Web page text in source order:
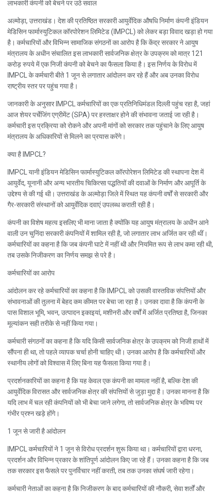
लाभकारी कंपनी को बेचने पर उठे सवाल
अल्मोड़ा, उत्तराखंड। देश की प्रतिष्ठित सरकारी आयुर्वेदिक औषधि निर्माण कंपनी इंडियन
मेडिसिन फार्मास्युटिकल कॉरपोरेशन लिमिटेड (IMPCL) को लेकर बड़ा विवाद खड़ा हो गया
है। कर्मचारियों और विभिन्न सामाजिक संगठनों का आरोप है कि केंद्र सरकार ने आयुष
मंत्रालय के अधीन संचालित इस लाभकारी सार्वजनिक क्षेत्र के उपक्रम को मात्र 121
करोड़ रुपये में एक निजी कंपनी को बेचने का फैसला किया है। इस निर्णय के विरोध में
IMPCL के कर्मचारी बीते 1 जून से लगातार आंदोलन कर रहे हैं और अब उनका विरोध
राष्ट्रीय स्तर पर पहुंच गया है।
जानकारी के अनुसार IMPCL कर्मचारियों का एक प्रतिनिधिमंडल दिल्ली पहुंच रहा है, जहां
आज शेयर पर्चेजिंग एग्रीमेंट (SPA) पर हस्ताक्षर होने की संभावना जताई जा रही है।
कर्मचारी इस प्रक्रिया को रोकने और अपनी मांगों को सरकार तक पहुंचाने के लिए आयुष
मंत्रालय के अधिकारियों से मिलने का प्रयास करेंगे।
क्या है IMPCL?
IMPCL यानी इंडियन मेडिसिन फार्मास्युटिकल कॉरपोरेशन लिमिटेड की स्थापना देश में
आयुर्वेद, यूनानी और अन्य भारतीय चिकित्सा पद्धतियों की दवाओं के निर्माण और आपूर्ति के
उद्देश्य से की गई थी। उत्तराखंड के अल्मोड़ा जिले में स्थित यह कंपनी वर्षों से सरकारी और
गैर-सरकारी संस्थानों को आयुर्वेदिक दवाएं उपलब्ध कराती रही है।
कंपनी का विशेष महत्व इसलिए भी माना जाता है क्योंकि यह आयुष मंत्रालय के अधीन आने
वाली उन चुनिंदा सरकारी कंपनियों में शामिल रही है, जो लगातार लाभ अर्जित कर रही थीं।
कर्मचारियों का कहना है कि जब कंपनी घाटे में नहीं थी और नियमित रूप से लाभ कमा रही थी,
तब उसके निजीकरण का निर्णय समझ से परे है।
कर्मचारियों का आरोप
आंदोलन कर रहे कर्मचारियों का कहना है कि IMPCL को उसकी वास्तविक संपत्तियों और
संभावनाओं की तुलना में बेहद कम कीमत पर बेचा जा रहा है। उनका दावा है कि कंपनी के
पास विशाल भूमि, भवन, उत्पादन इकाइयां, मशीनरी और वर्षों में अर्जित प्रतिष्ठा है, जिनका
मूल्यांकन सही तरीके से नहीं किया गया।
कर्मचारी संगठनों का कहना है कि यदि किसी सार्वजनिक क्षेत्र के उपक्रम को निजी हाथों में
सौंपना ही था, तो पहले व्यापक चर्चा होनी चाहिए थी। उनका आरोप है कि कर्मचारियों और
स्थानीय लोगों को विश्वास में लिए बिना यह फैसला किया गया है।
प्रदर्शनकारियों का कहना है कि यह केवल एक कंपनी का मामला नहीं है, बल्कि देश की
आयुर्वेदिक विरासत और सार्वजनिक क्षेत्र की संपत्तियों से जुड़ा मुद्दा है। उनका मानना है कि
यदि लाभ में चल रही कंपनियों को भी बेचा जाने लगेगा, तो सार्वजनिक क्षेत्र के भविष्य पर
गंभीर प्रश्न खड़े होंगे।
1 जून से जारी है आंदोलन
IMPCL कर्मचारियों ने 1 जून से विरोध प्रदर्शन शुरू किया था। कर्मचारियों द्वारा धरना,
प्रदर्शन और विभिन्न प्रकार के शांतिपूर्ण आंदोलन किए जा रहे हैं। उनका कहना है कि जब
तक सरकार इस फैसले पर पुनर्विचार नहीं करती, तब तक उनका संघर्ष जारी रहेगा।
कर्मचारी नेताओं का कहना है कि निजीकरण के बाद कर्मचारियों की नौकरी, सेवा शर्तों और